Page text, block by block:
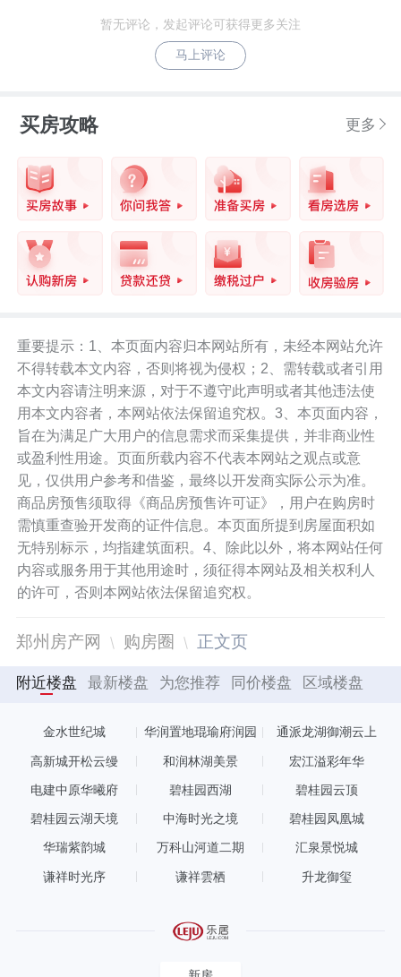
暂无评论，发起评论可获得更多关注
马上评论
买房攻略 更多
重要提示：1、本页面内容归本网站所有，未经本网站允许
不得转载本文内容，否则将视为侵权；2、需转载或者引用
本文内容请注明来源，对于不遵守此声明或者其他违法使
用本文内容者，本网站依法保留追究权。3、本页面内容，
旨在为满足广大用户的信息需求而采集提供，并非商业性
或盈利性用途。页面所载内容不代表本网站之观点或意
见，仅供用户参考和借鉴，最终以开发商实际公示为准。
商品房预售须取得《商品房预售许可证》，用户在购房时
需慎重查验开发商的证件信息。本页面所提到房屋面积如
无特别标示，均指建筑面积。4、除此以外，将本网站任何
内容或服务用于其他用途时，须征得本网站及相关权利人
的许可，否则本网站依法保留追究权。
郑州房产网 购房圈 正文页
附近楼盘 最新楼盘 为您推荐 同价楼盘 区域楼盘
金水世纪城 华润置地琨瑜府润园 通派龙湖御潮云上
高新城开松云缦 和润林湖美景 宏江溢彩年华
电建中原华曦府 碧桂园西湖 碧桂园云顶
碧桂园云湖天境 中海时光之境 碧桂园凤凰城
华瑞紫韵城 万科山河道二期 汇泉景悦城
谦祥时光序 谦祥雲栖 升龙御玺